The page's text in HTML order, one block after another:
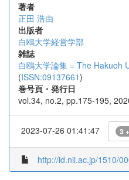
著者
正田 浩由
出版者
白鴎大学経営学部
雑誌
白鴎大学論集 = The Hakuoh
(ISSN:09137661)
巻号頁・発行日
vol.34, no.2, pp.175-195,
2023-07-26 01:41:47 3
http://id.nii.ac.jp/1510/